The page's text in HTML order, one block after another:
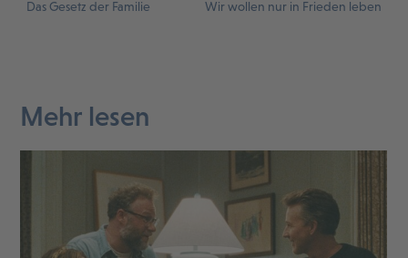
Das Gesetz der Familie Wir wollen nur in Frieden leben
Mehr lesen